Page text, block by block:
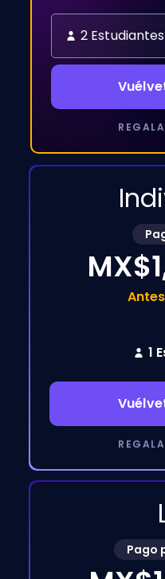
2 Estudiantes
Antes
1
Pago